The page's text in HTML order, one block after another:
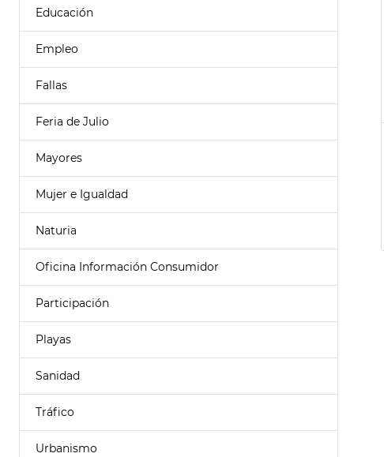
Educación
Empleo
Fallas
Feria de Julio
Mayores
Mujer e Igualdad
Naturia
Oficina Información Consumidor
Participación
Playas
Sanidad
Tráfico
Urbanismo